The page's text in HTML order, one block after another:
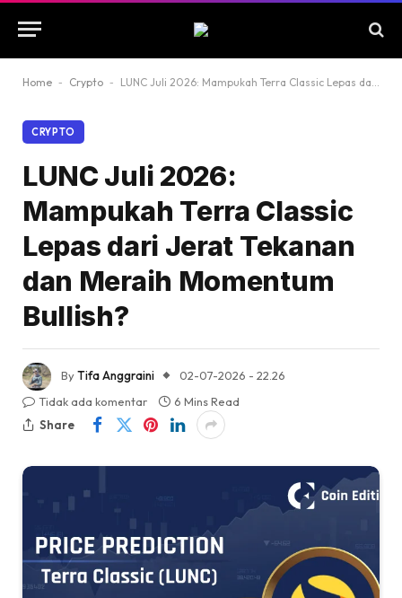
Home - Crypto - LUNC Juli 2026: Mampukah Terra Classic Lepas dari Jerat Tekanan dan Meraih Momentum Bullish?
CRYPTO
LUNC Juli 2026:
Mampukah Terra Classic
Lepas dari Jerat Tekanan
dan Meraih Momentum
Bullish?
ByTifa Anggraini
02-07-2026 - 22.26
Tidak ada komentar
6 Mins Read
Share